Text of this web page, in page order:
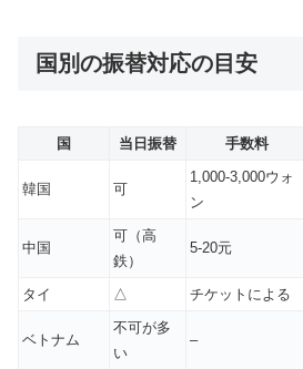
国別の振替対応の目安
国 当日振替 手数料
韓国 可
1,000-3,000ウォ
ン
中国
可（高
鉄）
5-20元
タイ
△ チケットによる
ベトナム
不可が多
い
–